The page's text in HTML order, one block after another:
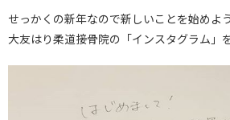
せっかくの新年なので新しいことを始めよ
大友はり柔道接骨院の「インスタグラム」